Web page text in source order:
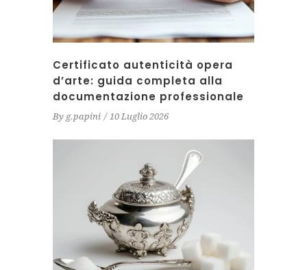
Certificato autenticità opera
d’arte: guida completa alla
documentazione professionale
By g.papini 10 Luglio 2026